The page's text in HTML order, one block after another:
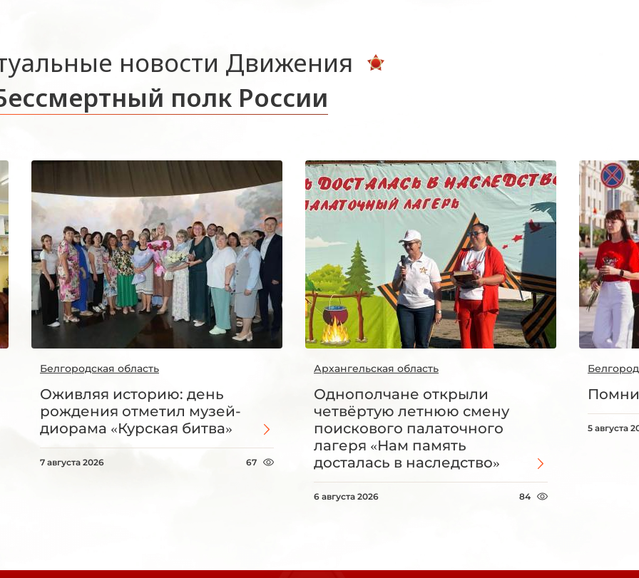
новости Движения
полк России
Белгородская область
Оживляя историю: день
рождения отметил музей-
диорама «Курская битва»
7 августа 2026 67
Архангельская область
Однополчане открыли
четвёртую летнюю смену
поискового палаточного
лагеря «Нам память
досталась в наследство»
6 августа 2026 84
5 августа